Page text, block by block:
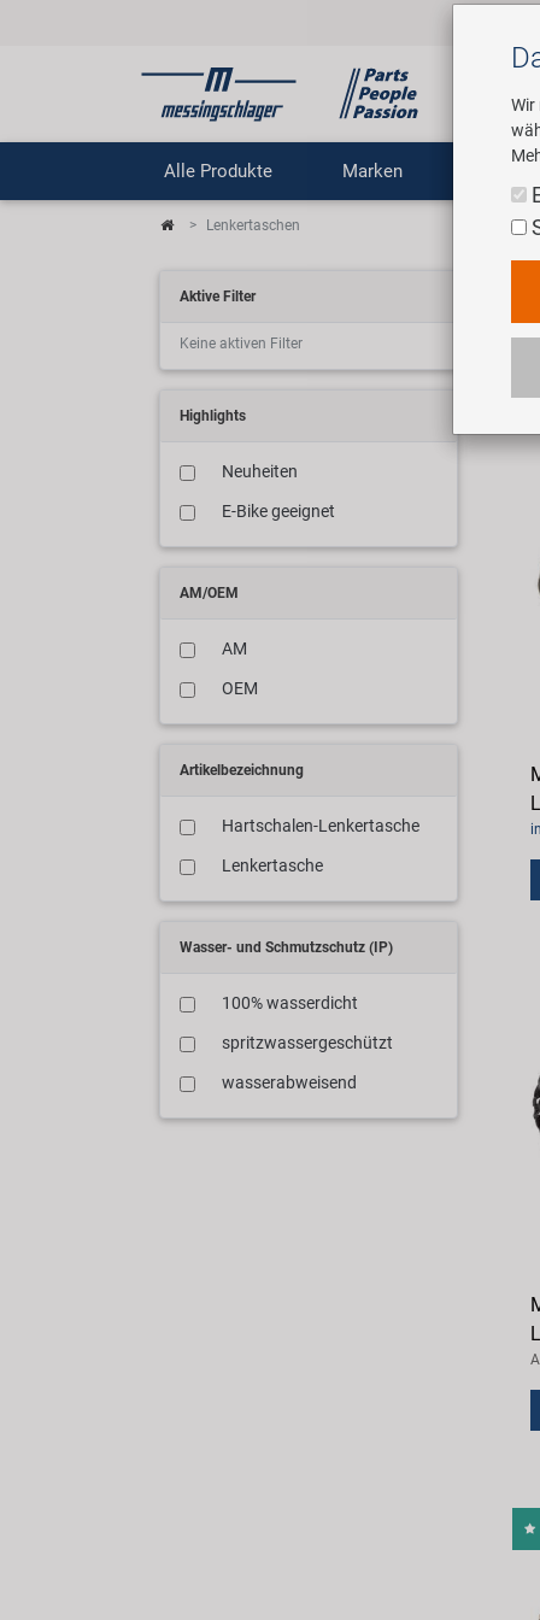
Alle Produkte Marken
Lenkertaschen
Aktive Filter
Keine aktiven Filter
Highlights
Neuheiten
E-Bike geeignet
AM/OEM
AM
OEM
Artikelbezeichnung
Hartschalen-Lenkertasche
Lenkertasche
Wasser- und Schmutzschutz (IP)
100% wasserdicht
spritzwassergeschützt
wasserabweisend
Wir